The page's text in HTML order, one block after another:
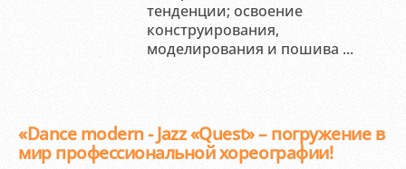
тенденции; освоение
конструирования,
моделирования и пошива ...
«Dance modern - Jazz «Quest» – погружение в
мир профессиональной хореографии!